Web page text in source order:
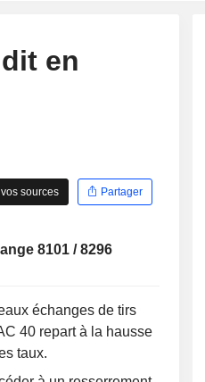
en
sources
Partager
8101 / 8296
échanges de tirs
40 repart à la hausse
taux.